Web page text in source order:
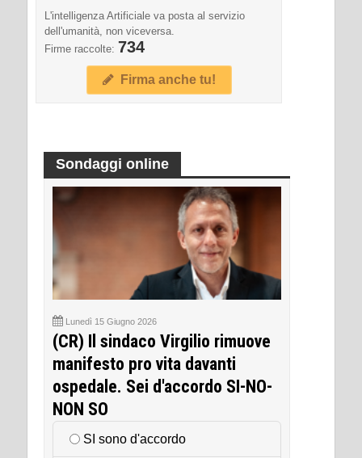
L'intelligenza Artificiale va posta al servizio
dell'umanità, non viceversa.
Firme raccolte: 734
Firma anche tu!
Sondaggi online
Lunedì 15 Giugno 2026
(CR) Il sindaco Virgilio rimuove
manifesto pro vita davanti
ospedale. Sei d'accordo SI-NO-
NON SO
SI sono d'accordo